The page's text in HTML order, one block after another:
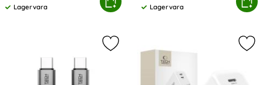
Tillgänglighet:
Lagervara
Tillgänglighet:
Lagervara
Markera tech-Protect 0.25m 60W/